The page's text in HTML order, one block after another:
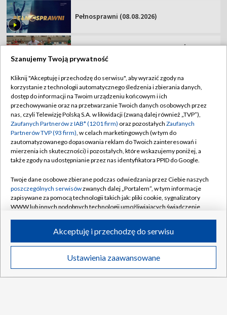
Transmisje Wideo
TVP
Abonament TVP
Sklep TVP
Biuro Reklamy
Oferta Handlowa
Emisja w TVP
Rada Programowa
Ogłoszenia przetargowe
Akademia Telewizyjna
Centrum informacji TVP
Regulamin TVP
Polityka prywatności
Moje zgody
Biuro reklamy
Kanały
©2026 Telewizja Polska Spółka Akcyjna w likwidacji
Szanujemy Twoją prywatność
Kliknij "Akceptuję i przechodzę do serwisu", aby wyrazić zgody na
korzystanie z technologii automatycznego śledzenia i zbierania danych,
dostęp do informacji na Twoim urządzeniu końcowym i ich
przechowywanie oraz na przetwarzanie Twoich danych osobowych przez
nas, czyli Telewizję Polską S.A. w likwidacji (zwaną dalej również „TVP”),
Zaufanych Partnerów z IAB* (1201 firm) oraz pozostałych Zaufanych
Partnerów TVP (93 firm), w celach marketingowych (w tym do
zautomatyzowanego dopasowania reklam do Twoich zainteresowań i
mierzenia ich skuteczności) i pozostałych, które wskazujemy poniżej, a
także zgody na udostępnianie przez nas identyfikatora PPID do Google.
Twoje dane osobowe zbierane podczas odwiedzania przez Ciebie naszych
poszczególnych serwisówzwanych dalej „Portalem”, w tym informacje
zapisywane za pomocą technologii takich jak: pliki cookie, sygnalizatory
WWW lub innych podobnych technologii umożliwiających świadczenie
ruchu w Internecie.
Twoje dane osobowe zbierane podczas odwiedzania przez Ciebie
poszczególnych serwisówna Portalu, takie jak adresy IP, identyfikatory
Ustawienia zaawansowane
Akceptuję i przechodzę do serwisu